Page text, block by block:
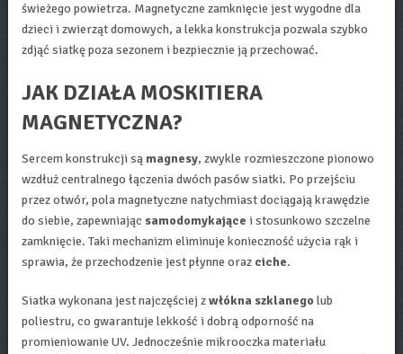
świeżego powietrza. Magnetyczne zamknięcie jest wygodne dla
dzieci i zwierząt domowych, a lekka konstrukcja pozwala szybko
zdjąć siatkę poza sezonem i bezpiecznie ją przechować.
JAK DZIAŁA MOSKITIERA
MAGNETYCZNA?
Sercem konstrukcji są magnesy, zwykle rozmieszczone pionowo
wzdłuż centralnego łączenia dwóch pasów siatki. Po przejściu
przez otwór, pola magnetyczne natychmiast dociągają krawędzie
do siebie, zapewniając samodomykające i stosunkowo szczelne
zamknięcie. Taki mechanizm eliminuje konieczność użycia rąk i
sprawia, że przechodzenie jest płynne oraz ciche.
Siatka wykonana jest najczęściej zwłókna szklanego lub
poliestru, co gwarantuje lekkość i dobrą odporność na
promieniowanie UV. Jednocześnie mikrooczka materiału